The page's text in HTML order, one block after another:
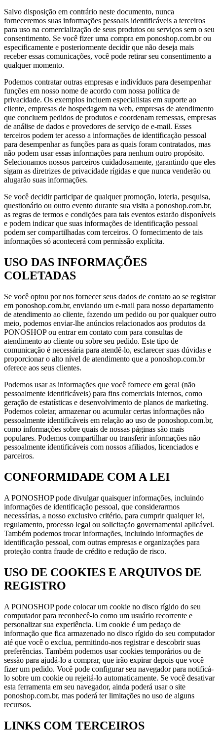
Salvo disposição em contrário neste documento, nunca
forneceremos suas informações pessoais identificáveis ​​a terceiros
para uso na comercialização de seus produtos ou serviços sem o seu
consentimento. Se você fizer uma compra em ponoshop.com.br ou
especificamente e posteriormente decidir que não deseja mais
receber essas comunicações, você pode retirar seu consentimento a
qualquer momento.
Podemos contratar outras empresas e indivíduos para desempenhar
funções em nosso nome de acordo com nossa política de
privacidade. Os exemplos incluem especialistas em suporte ao
cliente, empresas de hospedagem na web, empresas de atendimento
que concluem pedidos de produtos e coordenam remessas, empresas
de análise de dados e provedores de serviço de e-mail. Esses
terceiros podem ter acesso a informações de identificação pessoal
para desempenhar as funções para as quais foram contratados, mas
não podem usar essas informações para nenhum outro propósito.
Selecionamos nossos parceiros cuidadosamente, garantindo que eles
sigam as diretrizes de privacidade rígidas e que nunca venderão ou
alugarão suas informações.
Se você decidir participar de qualquer promoção, loteria, pesquisa,
questionário ou outro evento durante sua visita a ponoshop.com.br,
as regras de termos e condições para tais eventos estarão disponíveis
e podem indicar que suas informações de identificação pessoal
podem ser compartilhadas com terceiros. O fornecimento de tais
informações só acontecerá com permissão explícita.
USO DAS INFORMAÇÕES
COLETADAS
Se você optou por nos fornecer seus dados de contato ao se registrar
em ponoshop.com.br, enviando um e-mail para nosso departamento
de atendimento ao cliente, fazendo um pedido ou por qualquer outro
meio, podemos enviar-lhe anúncios relacionados aos produtos da
PONOSHOP ou entrar em contato com para consultas de
atendimento ao cliente ou sobre seu pedido. Este tipo de
comunicação é necessária para atendê-lo, esclarecer suas dúvidas e
proporcionar o alto nível de atendimento que a ponoshop.com.br
oferece aos seus clientes.
Podemos usar as informações que você fornece em geral (não
pessoalmente identificáveis) para fins comerciais internos, como
geração de estatísticas e desenvolvimento de planos de marketing.
Podemos coletar, armazenar ou acumular certas informações não
pessoalmente identificáveis ​​em relação ao uso de ponoshop.com.br,
como informações sobre quais de nossas páginas são mais
populares. Podemos compartilhar ou transferir informações não
pessoalmente identificáveis ​​com nossos afiliados, licenciados e
parceiros.
CONFORMIDADE COM A LEI
A PONOSHOP pode divulgar quaisquer informações, incluindo
informações de identificação pessoal, que considerarmos
necessárias, a nosso exclusivo critério, para cumprir qualquer lei,
regulamento, processo legal ou solicitação governamental aplicável.
Também podemos trocar informações, incluindo informações de
identificação pessoal, com outras empresas e organizações para
proteção contra fraude de crédito e redução de risco.
USO DE COOKIES E ARQUIVOS DE
REGISTRO
A PONOSHOP pode colocar um cookie no disco rígido do seu
computador para reconhecê-lo como um usuário recorrente e
personalizar sua experiência. Um cookie é um pedaço de
informação que fica armazenado no disco rígido do seu computador
até que você o exclua, permitindo-nos registrar e descobrir suas
preferências. Também podemos usar cookies temporários ou de
sessão para ajudá-lo a comprar, que irão expirar depois que você
fizer um pedido. Você pode configurar seu navegador para notificá-
lo sobre um cookie ou rejeitá-lo automaticamente. Se você desativar
esta ferramenta em seu navegador, ainda poderá usar o site
ponoshop.com.br, mas poderá ter limitações no uso de alguns
recursos.
LINKS COM TERCEIROS